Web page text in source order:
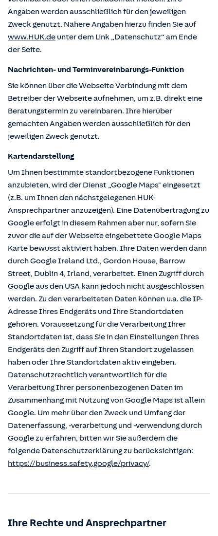
Angaben werden ausschließlich für den jeweiligen
Zweck genutzt. Nähere Angaben hierzu finden Sie auf
www.HUK.de unter dem Link „Datenschutz“ am Ende
der Seite.
Nachrichten- und Terminvereinbarungs-Funktion
Sie können über die Webseite Verbindung mit dem
Betreiber der Webseite aufnehmen, um z.B. direkt eine
Beratungstermin zu vereinbaren. Ihre hierüber
gemachten Angaben werden ausschließlich für den
jeweiligen Zweck genutzt.
Kartendarstellung
Um Ihnen bestimmte standortbezogene Funktionen
anzubieten, wird der Dienst „Google Maps" eingesetzt
(z.B. um Ihnen den nächstgelegenen HUK-
Ansprechpartner anzuzeigen). Eine Datenübertragung zu
Google erfolgt in diesem Rahmen aber nur, sofern Sie
zuvor die auf der Webseite eingebettete Google Maps
Karte bewusst aktiviert haben. Ihre Daten werden dann
durch Google Ireland Ltd., Gordon House, Barrow
Street, Dublin 4, Irland, verarbeitet. Einen Zugriff durch
Google aus den USA kann jedoch nicht ausgeschlossen
werden. Zu den verarbeiteten Daten können u.a. die IP-
Adresse Ihres Endgeräts und Ihre Standortdaten
gehören. Voraussetzung für die Verarbeitung Ihrer
Standortdaten ist, dass Sie in den Einstellungen Ihres
Endgeräts den Zugriff auf Ihren Standort zugelassen
haben oder Ihre Standortdaten aktiv eingeben.
Datenschutzrechtlich verantwortlich für die
Verarbeitung Ihrer personenbezogenen Daten im
Zusammenhang mit Nutzung von Google Maps ist allein
Google. Um mehr über den Zweck und Umfang der
Datenerfassung, -verarbeitung und -verwendung durch
Google zu erfahren, bitten wir Sie außerdem die
folgende Datenschutzerklärung zu berücksichtigen:
https://business.safety.google/privacy/.
Ihre Rechte und Ansprechpartner